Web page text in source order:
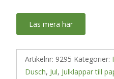
Läs mera här
Artikelnr: 9295 Kategorier:
Dusch, Jul, Julklappar till